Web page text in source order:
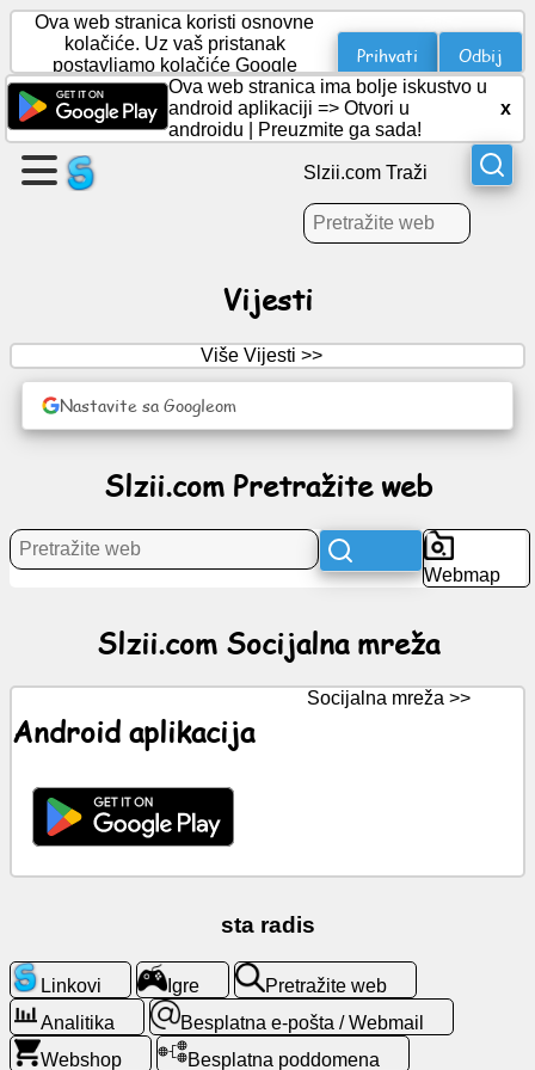
Kreirajte
stranicu
Kreiraj
red
mreža
ChatGPT
Wiki
Pretražite
web
Ova web stranica koristi osnovne
kolačiće. Uz vaš pristanak
postavljamo kolačiće Google
Analytics za statistiku.
Prihvati Odbij
Ova web stranica ima bolje iskustvo u
android aplikaciji => Otvori u
androidu
Preuzmite ga sada!
x
Slzii.com Traži
Vijesti
Više Vijesti >>
Nastavite sa Googleom
Slzii.com Pretražite web
Webmap
Slzii.com Socijalna mreža
Android aplikacija
Socijalna mreža >>
sta radis
Linkovi Igre
Pretražite web
Analitika
Besplatna e-pošta / Webmail
Webshop
Besplatna poddomena